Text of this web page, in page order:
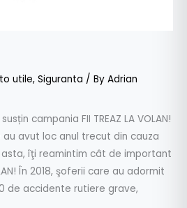
utile, Siguranta / By Adrian
campania FII TREAZ LA VOLAN!
avut loc anul trecut din cauza
îţi reamintim cât de important
În 2018, şoferii care au adormit
de accidente rutiere grave,